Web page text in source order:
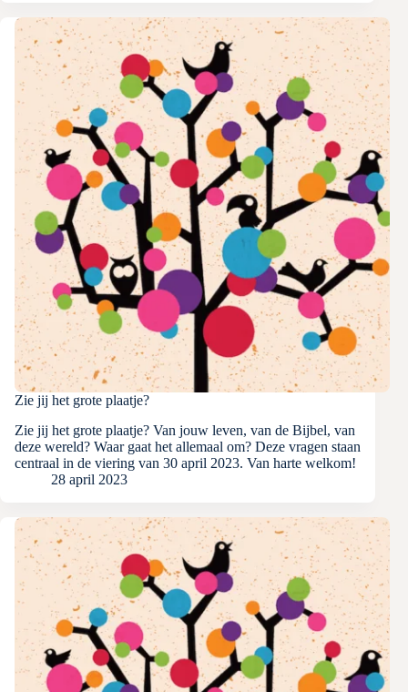
Zie jij het grote plaatje?
Zie jij het grote plaatje? Van jouw leven, van de Bijbel, van
deze wereld? Waar gaat het allemaal om? Deze vragen staan
centraal in de viering van 30 april 2023. Van harte welkom!
28 april 2023